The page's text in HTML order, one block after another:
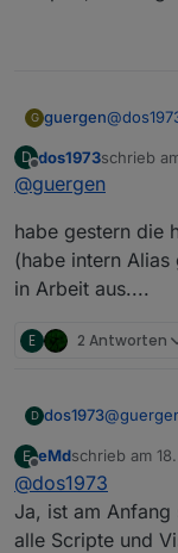
G guergen@
D dos1973schrieb
zuletzt
@guergen
habe gestern die
(habe intern
in Arbeit aus....
E 2 Antworten
D dos1973@
habe
(habe
richtig in
E
Offline
eMdschrieb am
zuletzt editiert
@dos1973
Ja, ist am
alle Scripte und